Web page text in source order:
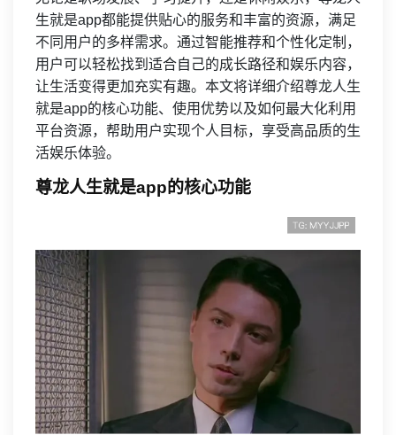
生就是app都能提供贴心的服务和丰富的资源，满足
不同用户的多样需求。通过智能推荐和个性化定制，
用户可以轻松找到适合自己的成长路径和娱乐内容，
让生活变得更加充实有趣。本文将详细介绍尊龙人生
就是app的核心功能、使用优势以及如何最大化利用
平台资源，帮助用户实现个人目标，享受高品质的生
活娱乐体验。
尊龙人生就是app的核心功能